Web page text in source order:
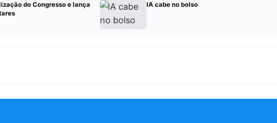
do Congresso e lança
IA cabe no bolso